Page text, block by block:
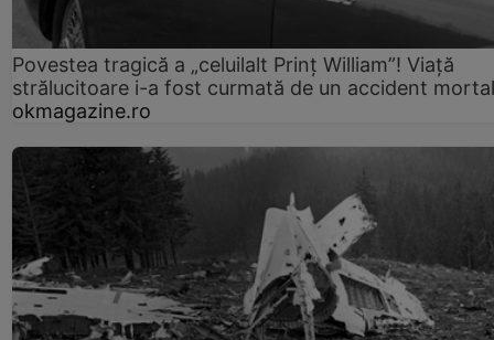
Povestea tragică a „celuilalt Prinț William”! Viață
strălucitoare i-a fost curmată de un accident mortal
okmagazine.ro